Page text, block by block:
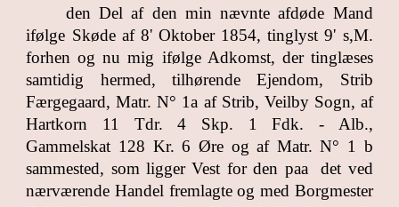
den Del af den min nævnte afdøde Mand
ifølge Skøde af 8' Oktober 1854, tinglyst 9' s,M.
forhen og nu mig ifølge Adkomst, der tinglæses
samtidig hermed, tilhørende Ejendom, Strib
Færgegaard, Matr. N° 1a af Strib, Veilby Sogn, af
Hartkorn 11 Tdr. 4 Skp. 1 Fdk. - Alb.,
Gammelskat 128 Kr. 6 Øre og af Matr. N° 1 b
sammested, som ligger Vest for den paa det ved
nærværende Handel fremlagte og med Borgmester